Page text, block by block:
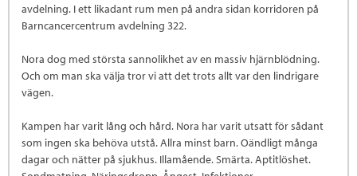
avdelning. I ett likadant rum men på andra sidan korridoren på
Barncancercentrum avdelning 322.
Nora dog med största sannolikhet av en massiv hjärnblödning.
Och om man ska välja tror vi att det trots allt var den lindrigare
vägen.
Kampen har varit lång och hård. Nora har varit utsatt för sådant
som ingen ska behöva utstå. Allra minst barn. Oändligt många
dagar och nätter på sjukhus. Illamående. Smärta. Aptitlöshet.